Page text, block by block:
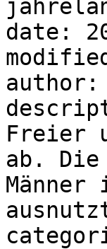
date:
author:
Freier
ab.